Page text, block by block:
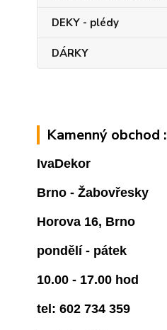
DEKY - plédy
DÁRKY
Kamenný obchod :
IvaDekor
Brno - Žabovřesky
Horova 16, Brno
pondělí - pátek
10.00 - 17.00 hod
tel: 602 734 359